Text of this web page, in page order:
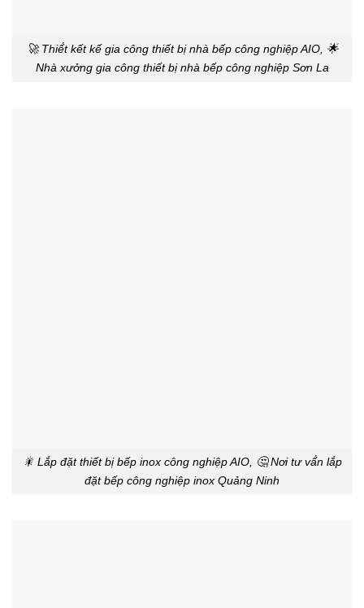
🚀 Thiế́t kết kế gia công thiết bị nhà bếp công nghiệp AIO, 🌟
Nhà xưởng gia công thiết bị nhà bếp công nghiệp Sơn La
🎇 Lắp đặt thiết bị bếp inox công nghiệp AIO, 🤔 Nơi tư vấ́n lắp
đặt bếp công nghiệp inox Quảng Ninh